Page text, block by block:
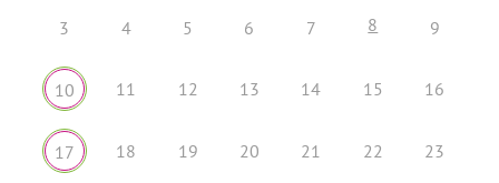
3 4 5 6 7 8 9
10 11 12 13 14 15 16
17 18 19 20 21 22 23